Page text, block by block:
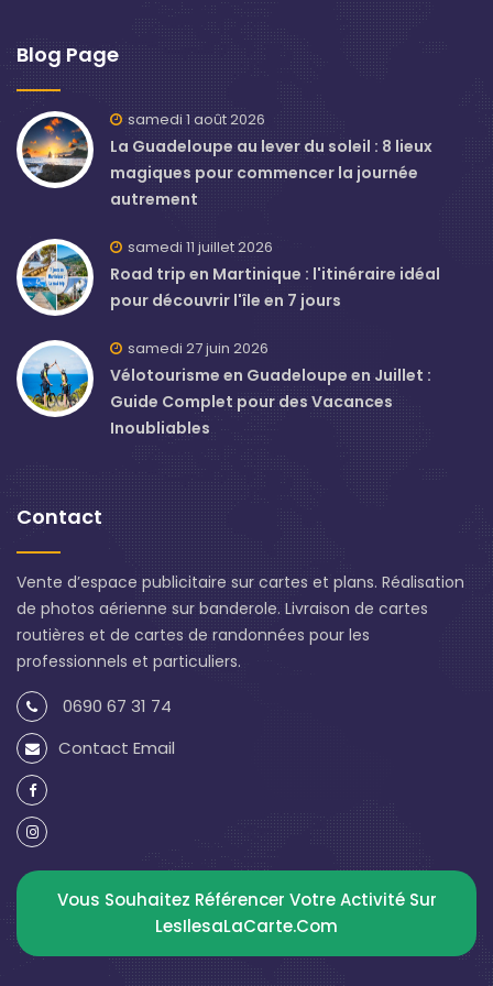
Blog Page
samedi 1 août 2026
La Guadeloupe au lever du soleil : 8 lieux
magiques pour commencer la journée
autrement
samedi 11 juillet 2026
Road trip en Martinique : l'itinéraire idéal
pour découvrir l'île en 7 jours
samedi 27 juin 2026
Vélotourisme en Guadeloupe en Juillet :
Guide Complet pour des Vacances
Inoubliables
Contact
Vente d’espace publicitaire sur cartes et plans. Réalisation
de photos aérienne sur banderole. Livraison de cartes
routières et de cartes de randonnées pour les
professionnels et particuliers.
0690 67 31 74
Contact Email
Vous Souhaitez Référencer Votre Activité Sur
LesIlesaLaCarte.com